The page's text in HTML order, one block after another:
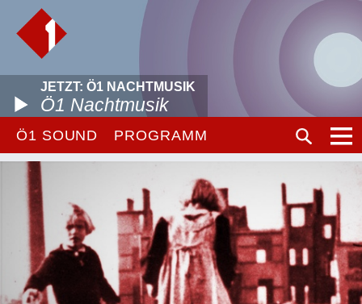
JETZT: Ö1 NACHTMUSIK
Ö1 Nachtmusik
Ö1 SOUND PROGRAMM